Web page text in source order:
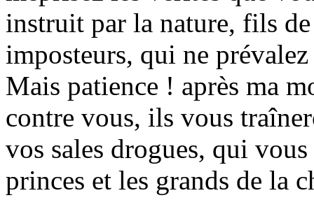
instruit par la nature, fils
imposteurs, qui ne
Mais patience ! après ma
contre vous, ils vous
vos sales drogues, qui
princes et les grands de la